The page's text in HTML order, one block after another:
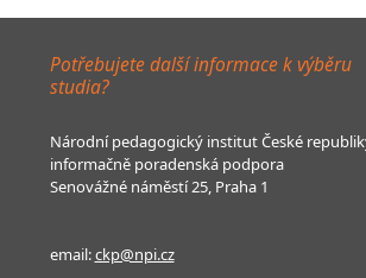
Potřebujete další informace k výběru
studia?
Národní pedagogický institut České
informačně poradenská podpora
Senovážné náměstí 25, Praha 1
email:ckp@npi.cz